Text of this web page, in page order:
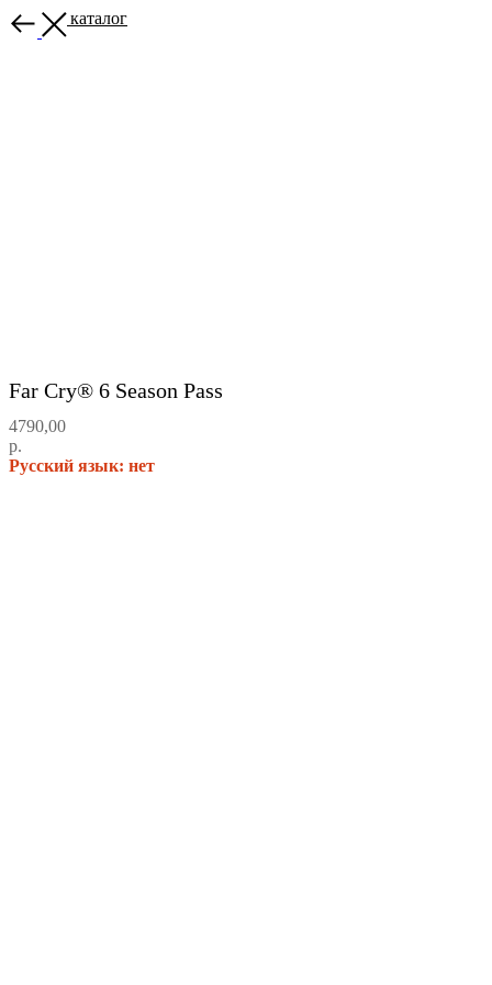
Назад в каталог
Far Cry® 6 Season Pass
4790,00
р.
Русский язык: нет